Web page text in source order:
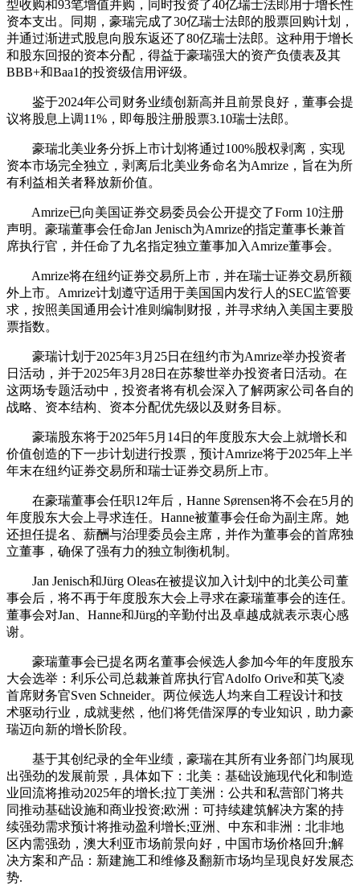
型收购和93笔增值并购，同时投资了40亿瑞士法郎用于增长性
资本支出。同期，豪瑞完成了30亿瑞士法郎的股票回购计划，
并通过渐进式股息向股东返还了80亿瑞士法郎。这种用于增长
和股东回报的资本分配，得益于豪瑞强大的资产负债表及其
BBB+和Baa1的投资级信用评级。
鉴于2024年公司财务业绩创新高并且前景良好，董事会提
议将股息上调11%，即每股注册股票3.10瑞士法郎。
豪瑞北美业务分拆上市计划将通过100%股权剥离，实现
资本市场完全独立，剥离后北美业务命名为Amrize，旨在为所
有利益相关者释放新价值。
Amrize已向美国证券交易委员会公开提交了Form 10注册
声明。豪瑞董事会任命Jan Jenisch为Amrize的指定董事长兼首
席执行官，并任命了九名指定独立董事加入Amrize董事会。
Amrize将在纽约证券交易所上市，并在瑞士证券交易所额
外上市。Amrize计划遵守适用于美国国内发行人的SEC监管要
求，按照美国通用会计准则编制财报，并寻求纳入美国主要股
票指数。
豪瑞计划于2025年3月25日在纽约市为Amrize举办投资者
日活动，并于2025年3月28日在苏黎世举办投资者日活动。在
这两场专题活动中，投资者将有机会深入了解两家公司各自的
战略、资本结构、资本分配优先级以及财务目标。
豪瑞股东将于2025年5月14日的年度股东大会上就增长和
价值创造的下一步计划进行投票，预计Amrize将于2025年上半
年末在纽约证券交易所和瑞士证券交易所上市。
在豪瑞董事会任职12年后，Hanne Sørensen将不会在5月的
年度股东大会上寻求连任。Hanne被董事会任命为副主席。她
还担任提名、薪酬与治理委员会主席，并作为董事会的首席独
立董事，确保了强有力的独立制衡机制。
Jan Jenisch和Jürg Oleas在被提议加入计划中的北美公司董
事会后，将不再于年度股东大会上寻求在豪瑞董事会的连任。
董事会对Jan、Hanne和Jürg的辛勤付出及卓越成就表示衷心感
谢。
豪瑞董事会已提名两名董事会候选人参加今年的年度股东
大会选举：利乐公司总裁兼首席执行官Adolfo Orive和英飞凌
首席财务官Sven Schneider。两位候选人均来自工程设计和技
术驱动行业，成就斐然，他们将凭借深厚的专业知识，助力豪
瑞迈向新的增长阶段。
基于其创纪录的全年业绩，豪瑞在其所有业务部门均展现
出强劲的发展前景，具体如下：北美：基础设施现代化和制造
业回流将推动2025年的增长;拉丁美洲：公共和私营部门将共
同推动基础设施和商业投资;欧洲：可持续建筑解决方案的持
续强劲需求预计将推动盈利增长;亚洲、中东和非洲：北非地
区内需强劲，澳大利亚市场前景向好，中国市场价格回升;解
决方案和产品：新建施工和维修及翻新市场均呈现良好发展态
势.